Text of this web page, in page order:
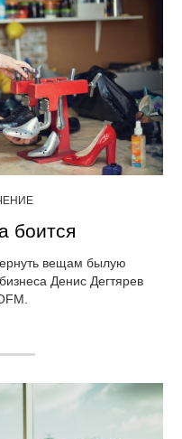
боится
вещам былую
Денис Дегтярев